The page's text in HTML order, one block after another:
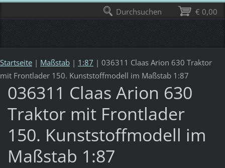
Startseite | Maßstab | 1:87 | 036311 Claas Arion 630 Traktor
mit Frontlader 150. Kunststoffmodell im Maßstab 1:87
036311 Claas Arion 630
Traktor mit Frontlader
150. Kunststoffmodell im
Maßstab 1:87
€ 0,00
Durchsuchen